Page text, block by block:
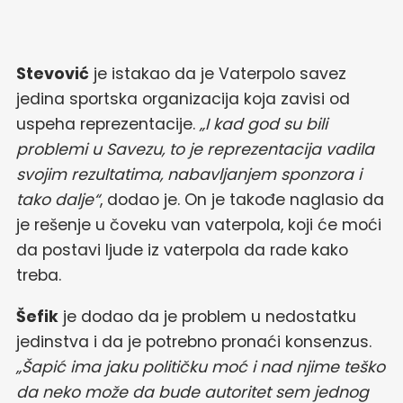
Stevović je istakao da je Vaterpolo savez
jedina sportska organizacija koja zavisi od
uspeha reprezentacije. „I kad god su bili
problemi u Savezu, to je reprezentacija vadila
svojim rezultatima, nabavljanjem sponzora i
tako dalje“, dodao je. On je takođe naglasio da
je rešenje u čoveku van vaterpola, koji će moći
da postavi ljude iz vaterpola da rade kako
treba.
Šefik je dodao da je problem u nedostatku
jedinstva i da je potrebno pronaći konsenzus.
„Šapić ima jaku političku moć i nad njime teško
da neko može da bude autoritet sem jednog